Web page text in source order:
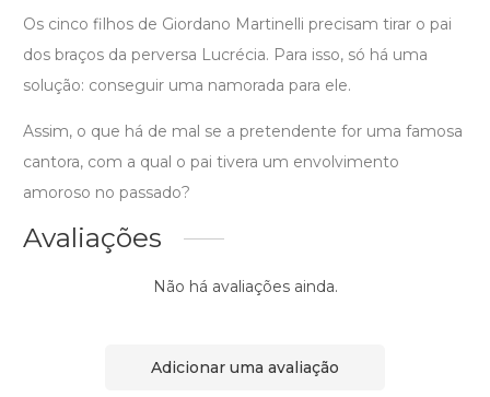
Os cinco filhos de Giordano Martinelli precisam tirar o pai
dos braços da perversa Lucrécia. Para isso, só há uma
solução: conseguir uma namorada para ele.
Assim, o que há de mal se a pretendente for uma famosa
cantora, com a qual o pai tivera um envolvimento
amoroso no passado?
Avaliações
Não há avaliações ainda.
Adicionar uma avaliação